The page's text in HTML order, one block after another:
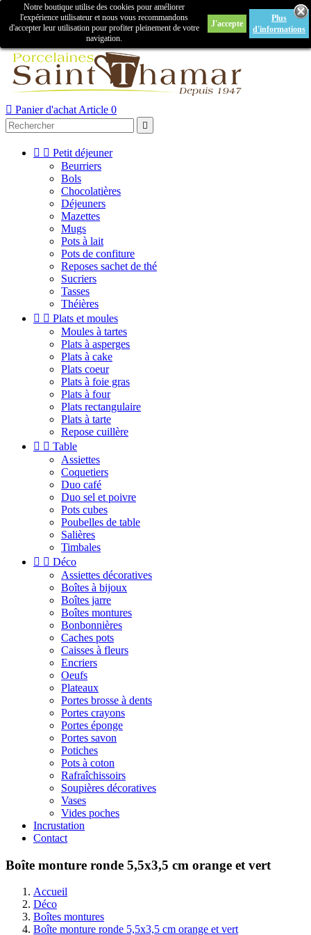
Créer un compteConnexion
 Panier d'achat Article 0

Notre boutique utilise des cookies pour améliorer
l'expérience utilisateur et nous vous recommandons
d'accepter leur utilisation pour profiter pleinement de votre
navigation.
J'accepte
Plus
d'informations
  Petit déjeuner
Beurriers
Bols
Chocolatières
Déjeuners
Mazettes
Mugs
Pots à lait
Pots de confiture
Reposes sachet de thé
Sucriers
Tasses
Théières
  Plats et moules
Moules à tartes
Plats à asperges
Plats à cake
Plats coeur
Plats à foie gras
Plats à four
Plats rectangulaire
Plats à tarte
Repose cuillère
  Table
Assiettes
Coquetiers
Duo café
Duo sel et poivre
Pots cubes
Poubelles de table
Salières
Timbales
  Déco
Assiettes décoratives
Boîtes à bijoux
Boîtes jarre
Boîtes montures
Bonbonnières
Caches pots
Caisses à fleurs
Encriers
Oeufs
Plateaux
Portes brosse à dents
Portes crayons
Portes éponge
Portes savon
Potiches
Pots à coton
Rafraîchissoirs
Soupières décoratives
Vases
Vides poches
Incrustation
Contact
Boîte monture ronde 5,5x3,5 cm orange et vert
Accueil
Déco
Boîtes montures
Boîte monture ronde 5,5x3,5 cm orange et vert